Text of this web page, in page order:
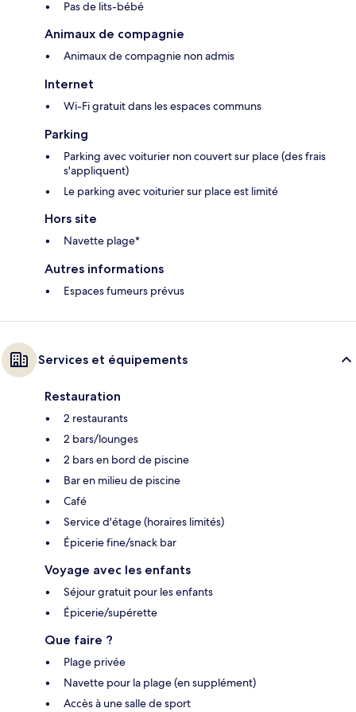
Pas de lits-bébé
Animaux de compagnie
Animaux de compagnie non admis
Internet
Wi-Fi gratuit dans les espaces communs
Parking
Parking avec voiturier non couvert sur place (des frais
s'appliquent)
Le parking avec voiturier sur place est limité
Hors site
Navette plage*
Autres informations
Espaces fumeurs prévus
Services et équipements
Restauration
2 restaurants
2 bars/lounges
2 bars en bord de piscine
Bar en milieu de piscine
Café
Service d'étage (horaires limités)
Épicerie fine/snack bar
Voyage avec les enfants
Séjour gratuit pour les enfants
Épicerie/supérette
Que faire ?
Plage privée
Navette pour la plage (en supplément)
Accès à une salle de sport